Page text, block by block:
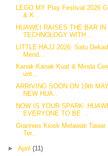
LEGO MY Play Festival 2026
& K...
HUAWEI RAISES THE BAR IN
TECHNOLOGY WITH ...
LITTLE HAJJ 2026: Satu
Mend...
Kanak-Kanak Kuat & Minda
unt...
ARRIVING SOON ON 19th
NEW HUA...
NOW IS YOUR SPARK:
EVERYONE TO BE ...
Grannies Kiosk Melawati Tawar
Ter...
► April (11)